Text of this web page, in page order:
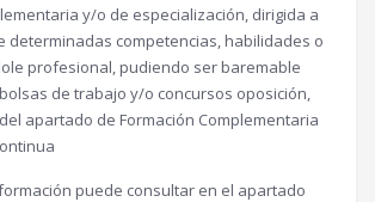
y/o de especialización, dirigida a
determinadas competencias, habilidades o
profesional, pudiendo ser baremable
de trabajo y/o concursos oposición,
apartado de Formación Complementaria
puede consultar en el apartado